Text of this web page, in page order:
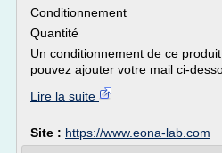
Conditionnement
Quantité
Un conditionnement de ce
pouvez ajouter votre mail ci-
Lire la suite
Site : https://www.eona-lab.com